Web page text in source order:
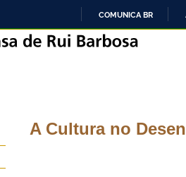
COMUNICA BR
A Cultura no